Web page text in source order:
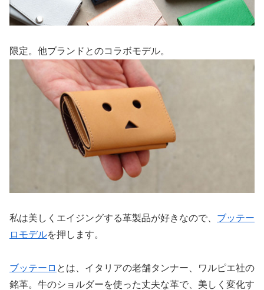
限定。他ブランドとのコラボモデル。
私は美しくエイジングする革製品が好きなので、 ブッテー
ロモデルを押します。
ブッテーロ とは、イタリアの老舗タンナー、ワルピエ社の
銘革。牛のショルダーを使った丈夫な革で、美しく変化す